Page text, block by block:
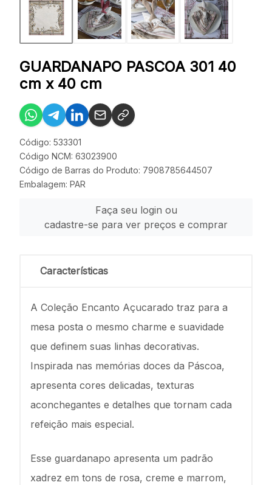
GUARDANAPO PASCOA 301 40
cm x 40 cm
Código: 533301
Código NCM: 63023900
Código de Barras do Produto: 7908785644507
Embalagem: PAR
Faça seu login ou
cadastre-se para ver preços e comprar
Características
A Coleção Encanto Açucarado traz para a
mesa posta o mesmo charme e suavidade
que definem suas linhas decorativas.
Inspirada nas memórias doces da Páscoa,
apresenta cores delicadas, texturas
aconchegantes e detalhes que tornam cada
refeição mais especial.
Esse guardanapo apresenta um padrão
xadrez em tons de rosa, creme e marrom,